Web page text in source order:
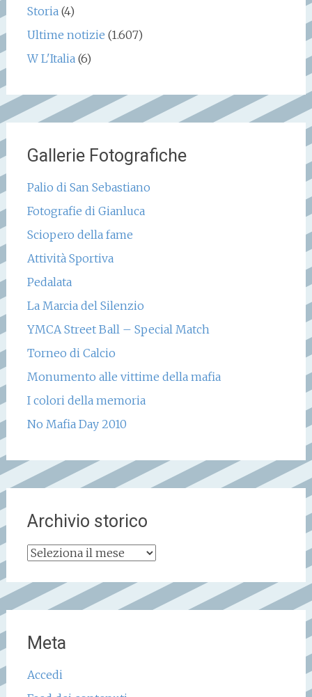
Storia(4)
Ultime notizie (1.607)
W L'Italia(6)
Gallerie Fotografiche
Palio di San Sebastiano
Fotografie di Gianluca
Sciopero della fame
Attività Sportiva
Pedalata
La Marcia del Silenzio
YMCA Street Ball – Special Match
Torneo di Calcio
Monumento alle vittime della mafia
I colori della memoria
No Mafia Day 2010
Archivio storico
Archivio
Meta
Accedi